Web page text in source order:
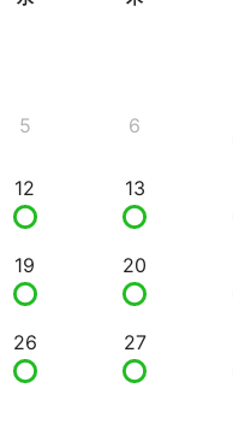
5 6
12 13
19 20
26 27